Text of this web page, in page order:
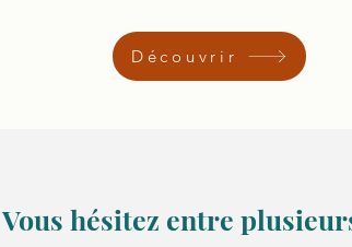
Découvrir
Vous hésitez entre